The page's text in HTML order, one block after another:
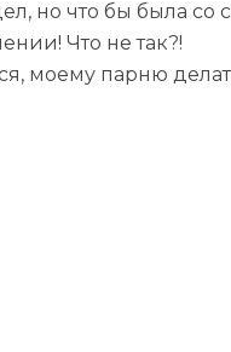
но что бы была со
Что не так?!
моему парню